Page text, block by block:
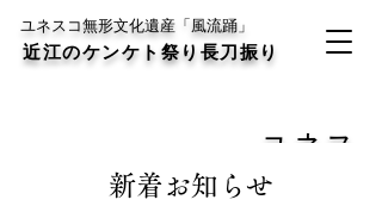
近江のケンケト祭り長刀振り
ユネス
コ無形文化遺産「風流
ユネスコ無形文化遺産「風流踊」
新着お知らせ